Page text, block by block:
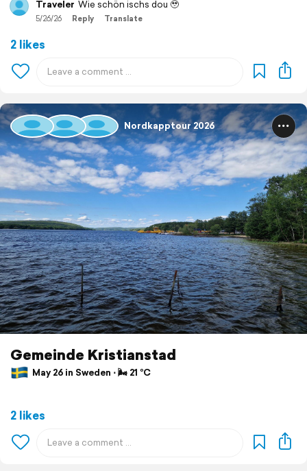
Traveler Wie schön ischs dou 🥹
5/26/26 Reply Translate
2 likes
Nordkapptour 2026
Gemeinde Kristianstad
May 26 in Sweden ⋅ 🌬 21 °C
2 likes